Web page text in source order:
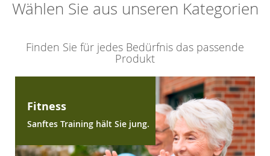
Wählen Sie aus unseren Kategorien
Finden Sie für jedes Bedürfnis das passende
Produkt
Fitness
Sanftes Training hält Sie jung.